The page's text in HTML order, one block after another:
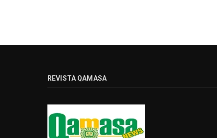
REVISTA QAMASA